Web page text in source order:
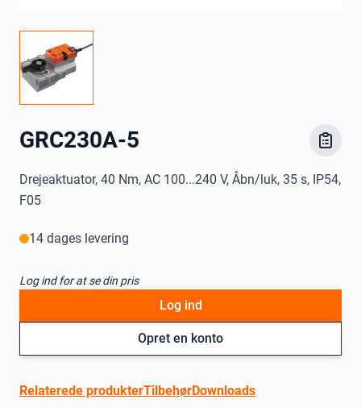
GRC230A-5
Drejeaktuator, 40 Nm, AC 100...240 V, Åbn/luk, 35 s, IP54,
F05
14 dages levering
Log ind for at se din pris
Opret en konto
Log ind
Relaterede produkterTilbehørDownloads